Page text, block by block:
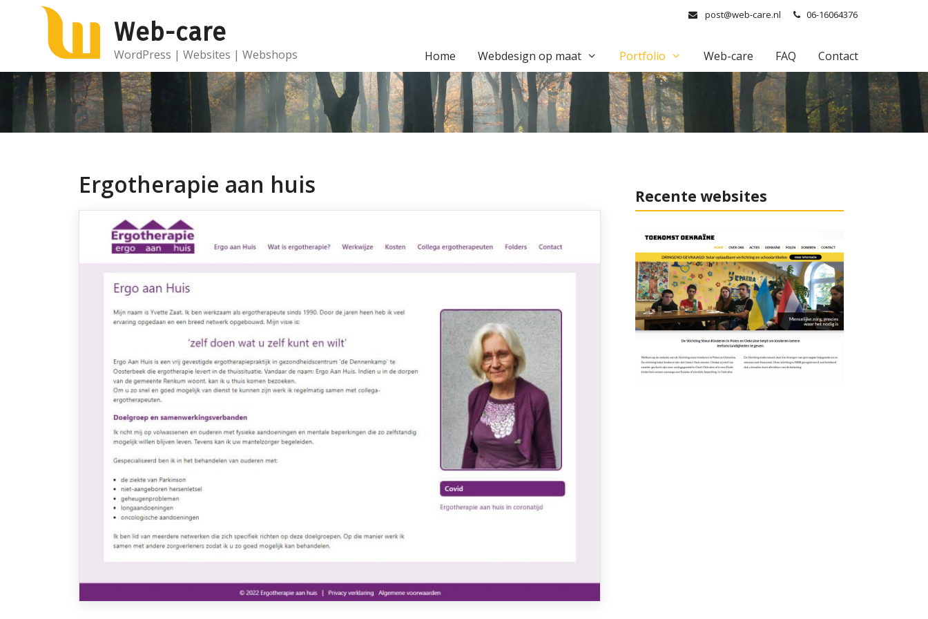
post@web-care.nl 06-16064376
Web-care
WordPress | Websites | Webshops Home Webdesign op maat Portfolio Web-care FAQ Contact
Ergotherapie aan huis Recente websites